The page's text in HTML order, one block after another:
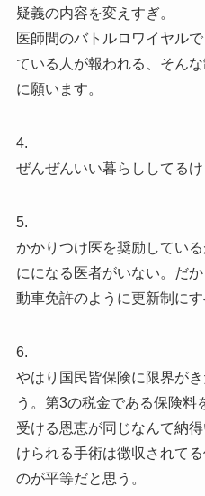
疑義の内容を変えすぎ。
医師間のバトルロワイヤル
ている人が報われる、そん
に願います。
4.
ぜんぜんいい暮らししてるけ
5.
かかりつけ医を奨励してい
にになる医者がいない。だ
動車免許のように更新制にす
6.
やはり国民皆保険に限界が
う。第3の税金である保険料
受ける恩恵が同じなんて納
けられる手術は徴収されて
のが平等だと思う。